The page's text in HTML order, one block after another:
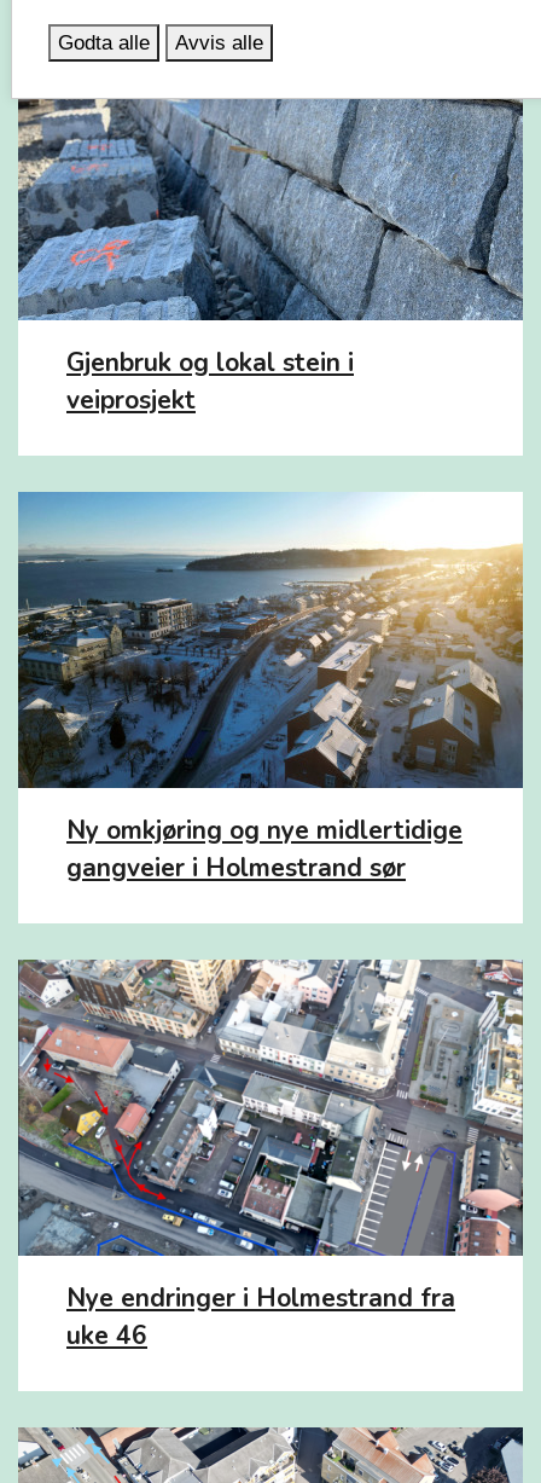
Gjenbruk og lokal stein i
veiprosjekt
Ny omkjøring og nye midlertidige
gangveier i Holmestrand sør
Nye endringer i Holmestrand fra
uke 46
Godta alle Avvis alle